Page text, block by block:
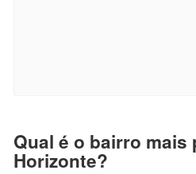
Qual é o bairro mais
Horizonte?